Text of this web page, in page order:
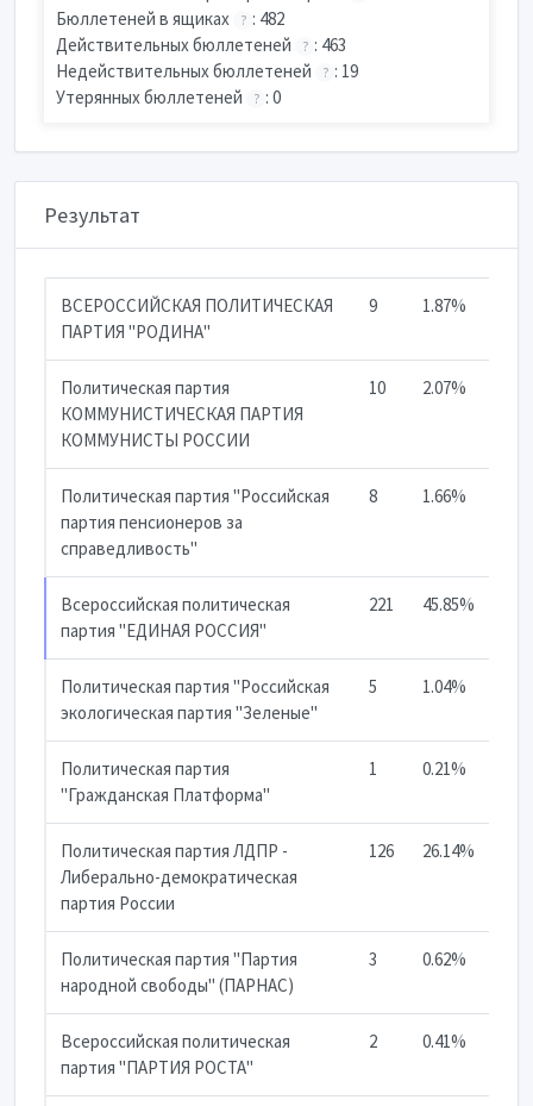
Бюллетеней в ящиках
? : 482
Действительных бюллетеней
? : 463
Недействительных бюллетеней
? : 19
Утерянных бюллетеней
? : 0
Результат
ВСЕРОССИЙСКАЯ ПОЛИТИЧЕСКАЯ
ПАРТИЯ "РОДИНА"
9 1.87%
Политическая партия
КОММУНИСТИЧЕСКАЯ ПАРТИЯ
КОММУНИСТЫ РОССИИ
10 2.07%
Политическая партия "Российская
партия пенсионеров за
справедливость"
8 1.66%
Всероссийская политическая
партия "ЕДИНАЯ РОССИЯ"
221 45.85%
Политическая партия "Российская
экологическая партия "Зеленые"
5 1.04%
Политическая партия
"Гражданская Платформа"
1 0.21%
Политическая партия ЛДПР -
Либерально-демократическая
партия России
126 26.14%
Политическая партия "Партия
народной свободы" (ПАРНАС)
3 0.62%
Всероссийская политическая
партия "ПАРТИЯ РОСТА"
2 0.41%